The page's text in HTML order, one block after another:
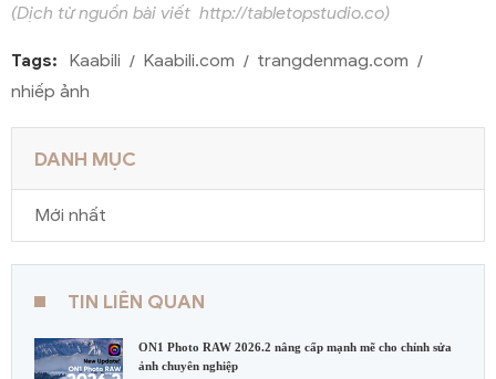
(Dịch từ nguồn bài viết http://tabletopstudio.co)
Tags: Kaabili Kaabili.com
trangdenmag.com
nhiếp ảnh
DANH MỤC
Mới nhất
TIN LIÊN QUAN
ON1 Photo RAW 2026.2 nâng cấp mạnh mẽ cho chỉnh sửa
ảnh chuyên nghiệp